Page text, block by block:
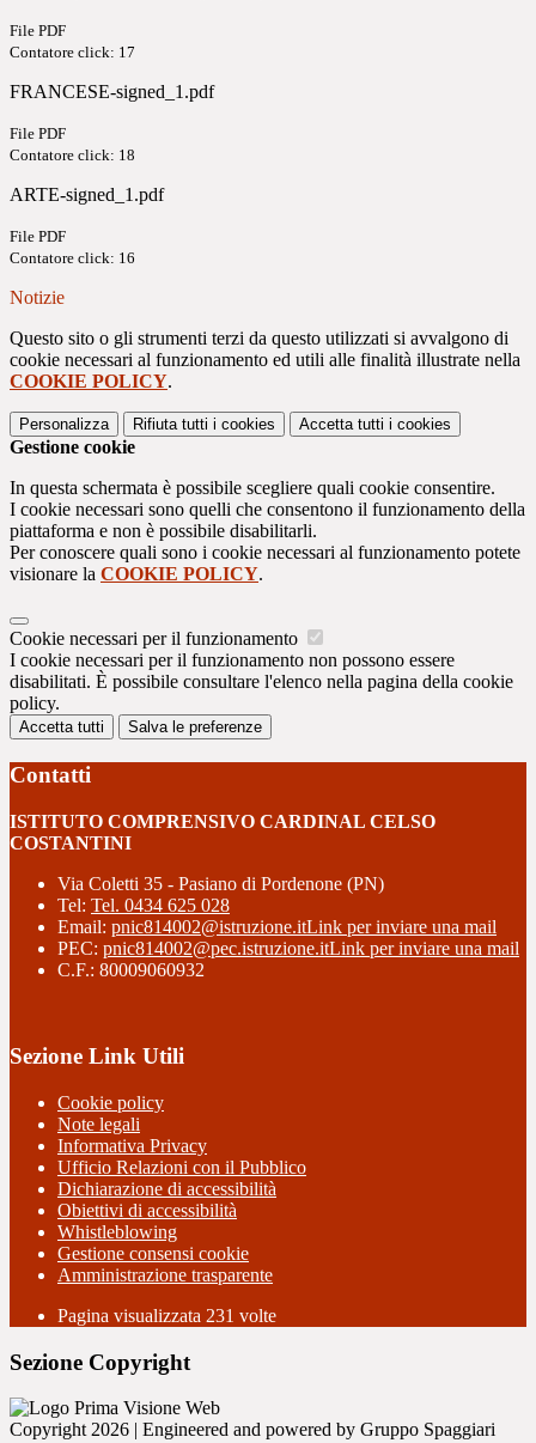
File PDF
Contatore click: 17
FRANCESE-signed_1.pdf
File PDF
Contatore click: 18
ARTE-signed_1.pdf
File PDF
Contatore click: 16
Notizie
Questo sito o gli strumenti terzi da questo utilizzati si avvalgono di
cookie necessari al funzionamento ed utili alle finalità illustrate nella
COOKIE POLICY.
Personalizza Rifiuta tutti i cookies Accetta tutti i cookies
Gestione cookie
In questa schermata è possibile scegliere quali cookie consentire.
I cookie necessari sono quelli che consentono il funzionamento della
piattaforma e non è possibile disabilitarli.
Per conoscere quali sono i cookie necessari al funzionamento potete
visionare la COOKIE POLICY.
Cookie necessari per il funzionamento
I cookie necessari per il funzionamento non possono essere
disabilitati. È possibile consultare l'elenco nella pagina della cookie
policy.
Accetta tutti Salva le preferenze
Contatti
ISTITUTO COMPRENSIVO CARDINAL CELSO
COSTANTINI
Via Coletti 35 - Pasiano di Pordenone (PN)
Tel: Tel. 0434 625 028
Email: pnic814002@istruzione.itLink per inviare una mail
PEC: pnic814002@pec.istruzione.itLink per inviare una mail
C.F.: 80009060932
Sezione Link Utili
Cookie policy
Note legali
Informativa Privacy
Ufficio Relazioni con il Pubblico
Dichiarazione di accessibilità
Obiettivi di accessibilità
Whistleblowing
Gestione consensi cookie
Amministrazione trasparente
Pagina visualizzata 231 volte
Sezione Copyright
Copyright 2026 | Engineered and powered by Gruppo Spaggiari